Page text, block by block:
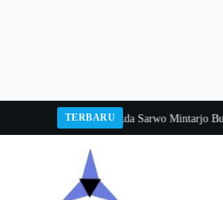
TERBARU
Pj Sekda Sarwo Mintarjo Buka